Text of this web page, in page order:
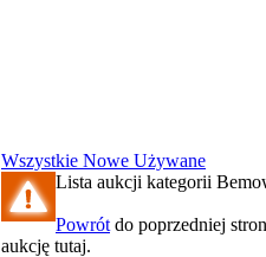
Wszystkie Nowe Używane
Lista aukcji kategorii
Powrót do poprzedniej
aukcję tutaj.